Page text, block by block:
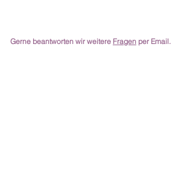
Gerne beantworten wir weitere Fragen per Email.